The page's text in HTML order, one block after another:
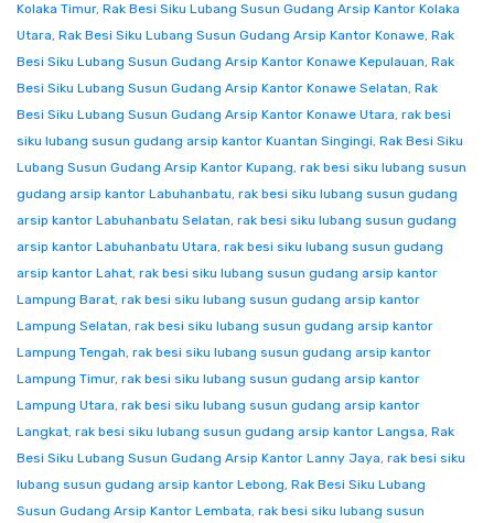
Kolaka Timur, Rak Besi Siku Lubang Susun Gudang Arsip Kantor Kolaka
Utara, Rak Besi Siku Lubang Susun Gudang Arsip Kantor Konawe, Rak
Besi Siku Lubang Susun Gudang Arsip Kantor Konawe Kepulauan, Rak
Besi Siku Lubang Susun Gudang Arsip Kantor Konawe Selatan, Rak
Besi Siku Lubang Susun Gudang Arsip Kantor Konawe Utara, rak besi
siku lubang susun gudang arsip kantor Kuantan Singingi, Rak Besi Siku
Lubang Susun Gudang Arsip Kantor Kupang, rak besi siku lubang susun
gudang arsip kantor Labuhanbatu, rak besi siku lubang susun gudang
arsip kantor Labuhanbatu Selatan, rak besi siku lubang susun gudang
arsip kantor Labuhanbatu Utara, rak besi siku lubang susun gudang
arsip kantor Lahat, rak besi siku lubang susun gudang arsip kantor
Lampung Barat, rak besi siku lubang susun gudang arsip kantor
Lampung Selatan, rak besi siku lubang susun gudang arsip kantor
Lampung Tengah, rak besi siku lubang susun gudang arsip kantor
Lampung Timur, rak besi siku lubang susun gudang arsip kantor
Lampung Utara, rak besi siku lubang susun gudang arsip kantor
Langkat, rak besi siku lubang susun gudang arsip kantor Langsa, Rak
Besi Siku Lubang Susun Gudang Arsip Kantor Lanny Jaya, rak besi siku
lubang susun gudang arsip kantor Lebong, Rak Besi Siku Lubang
Susun Gudang Arsip Kantor Lembata, rak besi siku lubang susun